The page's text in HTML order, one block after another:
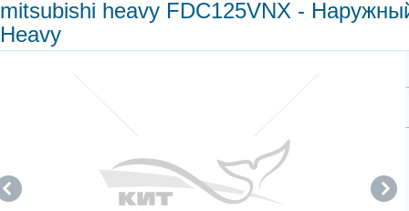
mitsubishi heavy FDC125VNX -
Heavy